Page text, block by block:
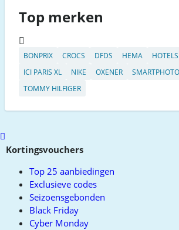
Top merken
BONPRIX CROCS DFDS HEMA
ICI PARIS XL
NIKE OXENER SMARTPHOTO
TOMMY HILFIGER
Scroll
toKortingsvouchers
Top 25 aanbiedingen
Exclusieve codes
Seizoensgebonden
Black Friday
Cyber Monday